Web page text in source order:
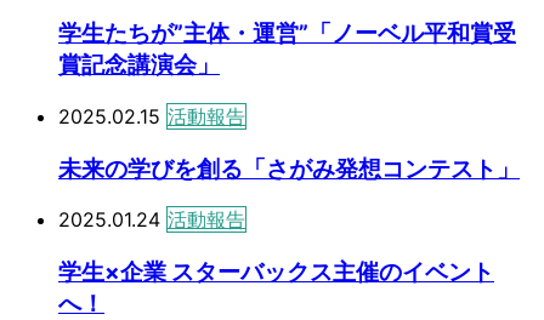
学生たちが”主体・運営”「ノーベル平和賞受
賞記念講演会」
2025.02.15 活動報告
未来の学びを創る「さがみ発想コンテスト」
2025.01.24 活動報告
学生×企業 スターバックス主催のイベント
へ！